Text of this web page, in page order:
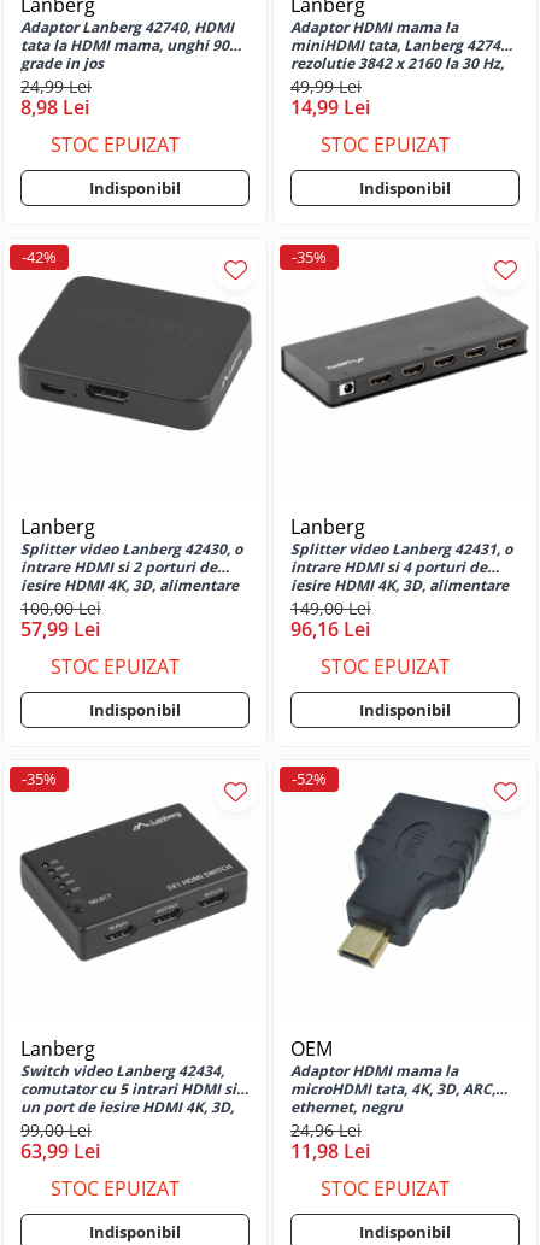
G32
Huse si protectii pentru Motorola
G34 5G
Huse si protectii pentru Motorola
G52
Huse si protectii pentru Motorola
G73
Huse si protectii pentru Motorola
Huse si protectii pentru Motorola
Huse si protectii pentru Motorola
Moto E13
Huse si protectii pentru Motorola
Moto E14
Huse si protectii pentru Motorola
Huse si protectii pentru Motorola
Moto E20S
Huse si protectii pentru Motorola
Moto E22
Huse si protectii pentru Motorola
Moto E22i
Huse si protectii pentru Motorola
Moto E30
Huse si protectii pentru Motorola
Moto E32
Huse si protectii pentru Motorola
Moto E32s
Huse si protectii pentru Motorola
Moto E40
Huse si protectii pentru Motorola
Moto G04
Huse si protectii pentru Motorola
Moto G06
Huse si protectii pentru Motorola
Moto G10
Huse si protectii pentru Motorola
Moto G13
Huse si protectii pentru Motorola
Moto G14
Adaptor Lanberg 42740, HDMI
tata la HDMI mama, unghi 90
grade in jos
24,99 Lei
8,98 Lei
STOC EPUIZAT
Indisponibil
Adaptor HDMI mama la
miniHDMI tata, Lanberg 42744,
rezolutie 3842 x 2160 la 30 Hz,
ARC, negru
49,99 Lei
14,99 Lei
STOC EPUIZAT
Indisponibil
-42%
Lanberg
Splitter video Lanberg 42430, o
intrare HDMI si 2 porturi de
iesire HDMI 4K, 3D, alimentare
microUSB 5V 1A, negru
100,00 Lei
57,99 Lei
STOC EPUIZAT
Indisponibil
-35%
Lanberg
Splitter video Lanberg 42431, o
intrare HDMI si 4 porturi de
iesire HDMI 4K, 3D, alimentare
DC jack 110-250V 1A, negru
149,00 Lei
96,16 Lei
STOC EPUIZAT
Indisponibil
-35%
Lanberg
Switch video Lanberg 42434,
comutator cu 5 intrari HDMI si
un port de iesire HDMI 4K, 3D,
telecomanda, alimentare
microUSB 5V 1A, negru
99,00 Lei
63,99 Lei
STOC EPUIZAT
Indisponibil
-52%
OEM
Adaptor HDMI mama la
microHDMI tata, 4K, 3D, ARC,
ethernet, negru
24,96 Lei
11,98 Lei
STOC EPUIZAT
Indisponibil